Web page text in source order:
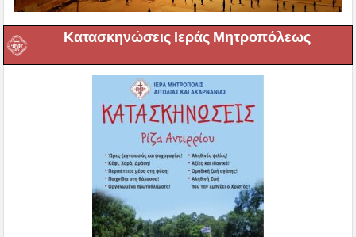
Κατασκηνώσεις Ιεράς Μητροπόλεως